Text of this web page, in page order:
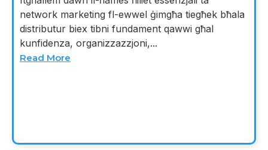
network marketing fl-ewwel ġimgħa tiegħek bħala
distributur biex tibni fundament qawwi għal
kunfidenza, organizzazzjoni,...
Read More